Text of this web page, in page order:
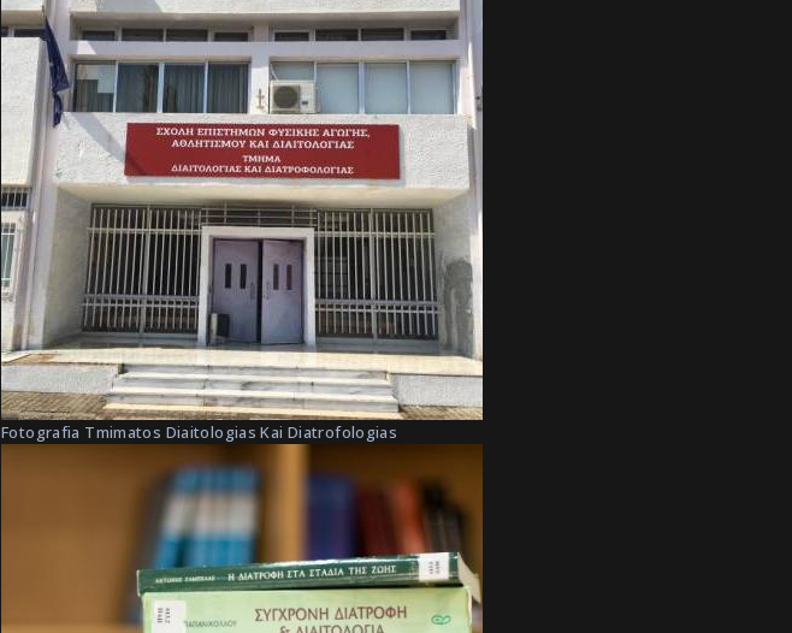
Fotografia Tmimatos Diaitologias Kai Diatrofologias